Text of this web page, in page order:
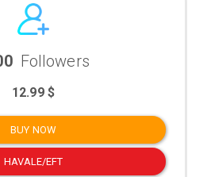
Followers
12.99 $
BUY NOW
HAVALE/EFT